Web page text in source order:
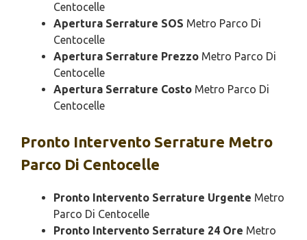
Centocelle
Apertura Serrature SOS Metro Parco Di
Centocelle
Apertura Serrature Prezzo Metro Parco Di
Centocelle
Apertura Serrature Costo Metro Parco Di
Centocelle
Pronto Intervento Serrature Metro
Parco Di Centocelle
Pronto Intervento Serrature Urgente Metro
Parco Di Centocelle
Pronto Intervento Serrature 24 Ore Metro